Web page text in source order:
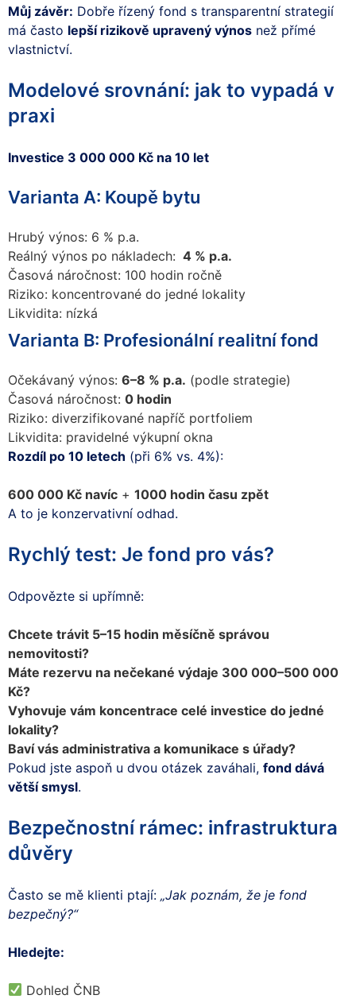
Můj závěr: Dobře řízený fond s transparentní strategií
má často lepší rizikově upravený výnos než přímé
vlastnictví.
Modelové srovnání: jak to vypadá v
praxi
Investice 3 000 000 Kč na 10 let
Varianta A: Koupě bytu
Hrubý výnos: 6 % p.a.
Reálný výnos po nákladech: 4 % p.a.
Časová náročnost: 100 hodin ročně
Riziko: koncentrované do jedné lokality
Likvidita: nízká
Varianta B: Profesionální realitní fond
Očekávaný výnos: 6–8 % p.a. (podle strategie)
Časová náročnost: 0 hodin
Riziko: diverzifikované napříč portfoliem
Likvidita: pravidelné výkupní okna
Rozdíl po 10 letech (při 6% vs. 4%):
600 000 Kč navíc + 1000 hodin času zpět
A to je konzervativní odhad.
Rychlý test: Je fond pro vás?
Odpovězte si upřímně:
Chcete trávit 5–15 hodin měsíčně správou
nemovitosti?
Máte rezervu na nečekané výdaje 300 000–500 000
Kč?
Vyhovuje vám koncentrace celé investice do jedné
lokality?
Baví vás administrativa a komunikace s úřady?
Pokud jste aspoň u dvou otázek zaváhali, fond dává
větší smysl.
Bezpečnostní rámec: infrastruktura
důvěry
Často se mě klienti ptají: „Jak poznám, že je fond
bezpečný?“
Hledejte:
Dohled ČNB